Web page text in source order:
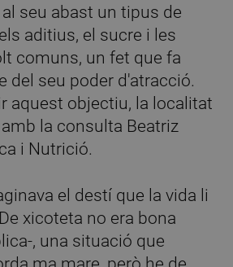
seu abast un tipus de
aditius, el sucre i les
comuns, un fet que fa
del seu poder d'atracció.
aquest objectiu, la localitat
la consulta Beatriz
i Nutrició.
el destí que la vida li
xicoteta no era bona
, una situació que